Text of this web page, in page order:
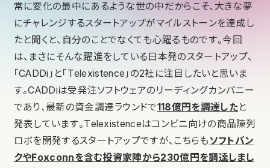
常に変化の最中にあるような世の中だからこそ、大きな夢
にチャレンジするスタートアップがマイルストーンを達成し
たと聞くと、自分のことでなくても心躍るものです。今回
は、まさにそんな躍進をしている日本発のスタートアップ、
「CADDi」と「Telexistence」の2社に注目したいと思いま
す。CADDiは受発注ソフトウェアのリーディングカンパニー
であり、最新の資金調達ラウンドで118億円を調達したと
発表しています。Telexistenceはコンビニ向けの商品陳列
ロボを開発するスタートアップですが、こちらもソフトバン
クやFoxconnを含む投資家陣から230億円を調達しまし